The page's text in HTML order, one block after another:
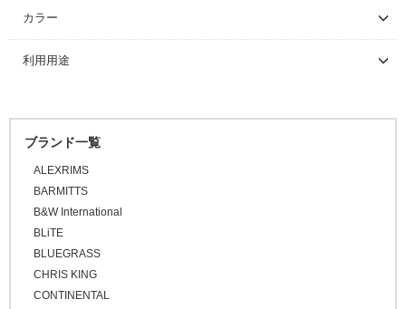
～ \5,000
\5,001 ～ 10,000
\10,001 ～ 20,000
\30,001 ～ 50,000
\50,001 ～
カラー
利用用途
ブランド一覧
ALEXRIMS
BARMITTS
B&W International
BLiTE
BLUEGRASS
CHRIS KING
CONTINENTAL